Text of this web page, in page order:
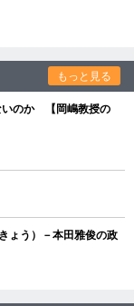
もっと見る
いのか 【岡嶋教授の
ょう）－本田雅俊の政